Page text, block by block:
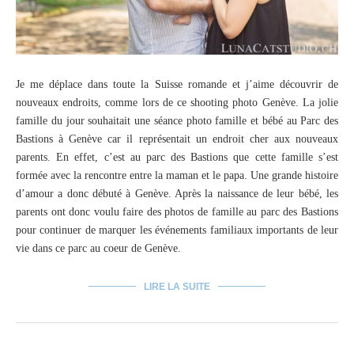
Je me déplace dans toute la Suisse romande et j’aime découvrir de
nouveaux endroits, comme lors de ce shooting photo Genève. La jolie
famille du jour souhaitait une séance photo famille et bébé au Parc des
Bastions à Genève car il représentait un endroit cher aux nouveaux
parents. En effet, c’est au parc des Bastions que cette famille s’est
formée avec la rencontre entre la maman et le papa. Une grande histoire
d’amour a donc débuté à Genève. Après la naissance de leur bébé, les
parents ont donc voulu faire des photos de famille au parc des Bastions
pour continuer de marquer les événements familiaux importants de leur
vie dans ce parc au coeur de Genève.
LIRE LA SUITE